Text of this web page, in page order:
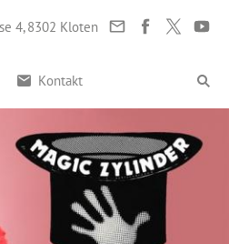
4, 8302 Kloten
Kontakt